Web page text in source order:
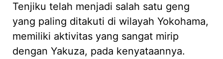
Tenjiku telah menjadi salah satu geng
yang paling ditakuti di wilayah Yokohama,
memiliki aktivitas yang sangat mirip
dengan Yakuza, pada kenyataannya.